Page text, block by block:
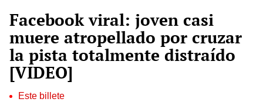
Facebook viral: joven casi
muere atropellado por cruzar
la pista totalmente distraído
[VIDEO]
Este billete